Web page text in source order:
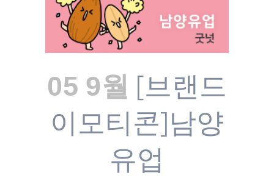
05 9월 [브랜드
이모티콘]남양
유업